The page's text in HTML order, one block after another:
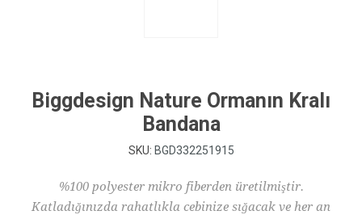
Biggdesign Nature Ormanın Kralı
Bandana
SKU: BGD332251915
%100 polyester mikro fiberden üretilmiştir.
Katladığınızda rahatlıkla cebinize sığacak ve her an